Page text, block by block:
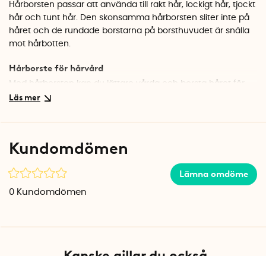
Hårborsten passar att använda till rakt hår, lockigt hår, tjockt
hår och tunt hår. Den skonsamma hårborsten sliter inte på
håret och de rundade borstarna på borsthuvudet är snälla
mot hårbotten.
Hårborste för hårvård
Med hårborsten kan du lättare vårda och borsta håret för
att få det fint och räta ut tovor. Du kan använda borsten
Vid behov kan du rengöra hårborsten genom att skölja den
Ergonomiskt handtag med bra grepp
Specifikationer
Kundomdömen
Lämna omdöme
0 Kundomdömen